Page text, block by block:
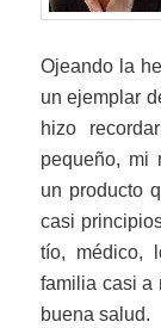
Ojeando la
un ejemplar
hizo
pequeño, mi
un producto
casi
tío, médico,
familia casi a
buena salud.